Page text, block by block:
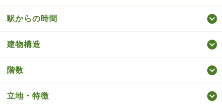
駅からの時間
建物構造
階数
立地・特徴